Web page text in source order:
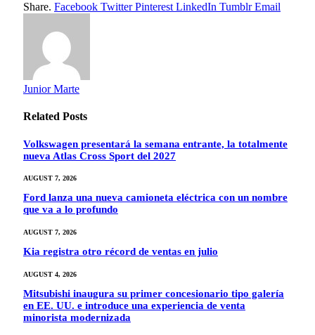
Share. Facebook Twitter Pinterest LinkedIn Tumblr Email
Junior Marte
Related Posts
Volkswagen presentará la semana entrante, la totalmente
nueva Atlas Cross Sport del 2027
AUGUST 7, 2026
Ford lanza una nueva camioneta eléctrica con un nombre
que va a lo profundo
AUGUST 7, 2026
Kia registra otro récord de ventas en julio
AUGUST 4, 2026
Mitsubishi inaugura su primer concesionario tipo galería
en EE. UU. e introduce una experiencia de venta
minorista modernizada